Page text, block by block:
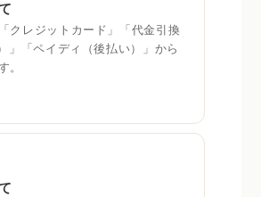
クレジットカード」「代金引換
」「ペイディ（後払い）」から
。